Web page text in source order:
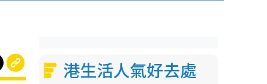
港生活人氣好去處